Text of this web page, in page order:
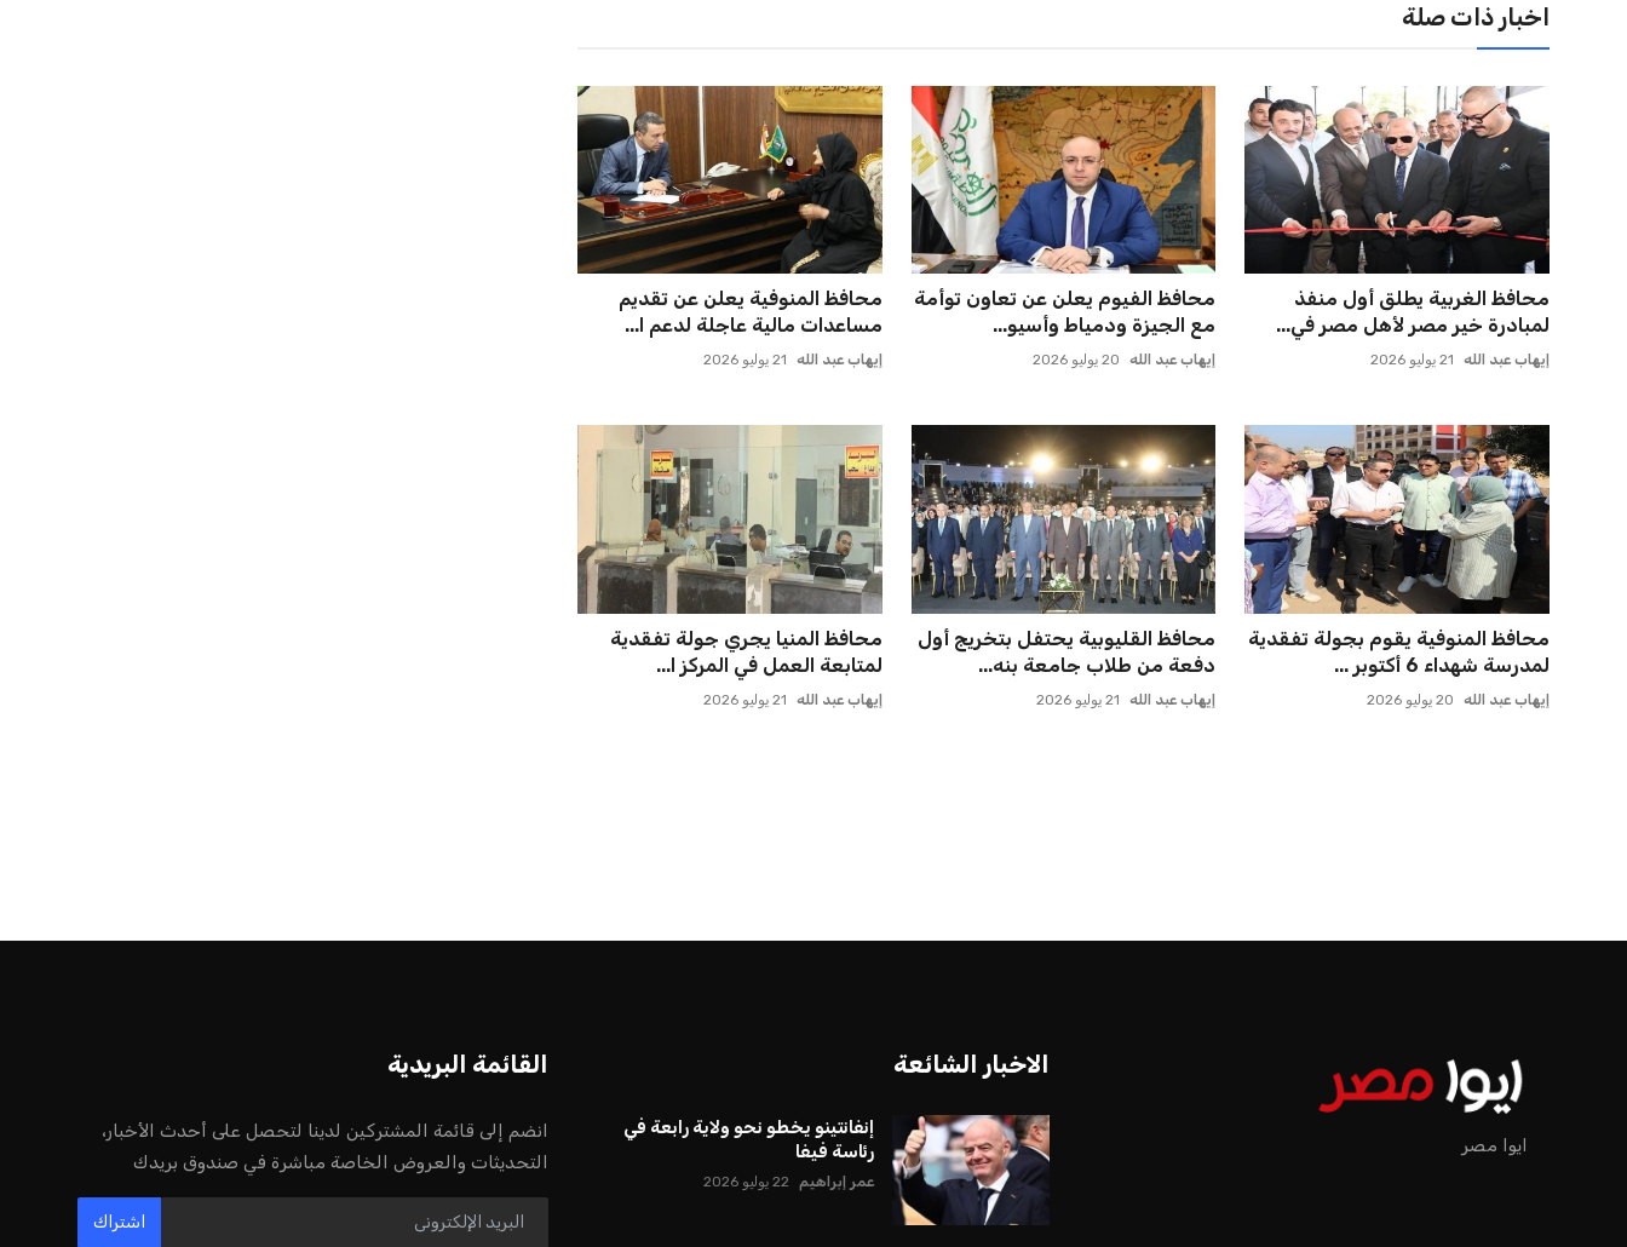
اخبار ذات صلة
محافظ الغربية يطلق أول منفذ
لمبادرة خير مصر لأهل مصر في...
إيهاب عبد الله 21 يوليو 2026
محافظ الفيوم يعلن عن تعاون توأمة
مع الجيزة ودمياط وأسيو...
إيهاب عبد الله 20 يوليو 2026
محافظ المنوفية يعلن عن تقديم
مساعدات مالية عاجلة لدعم ا...
إيهاب عبد الله 21 يوليو 2026
محافظ المنوفية يقوم بجولة تفقدية
لمدرسة شهداء 6 أكتوبر ...
إيهاب عبد الله 20 يوليو 2026
محافظ القليوبية يحتفل بتخريج أول
دفعة من طلاب جامعة بنه...
إيهاب عبد الله 21 يوليو 2026
محافظ المنيا يجري جولة تفقدية
لمتابعة العمل في المركز ا...
إيهاب عبد الله 21 يوليو 2026
ايوا مصر
الاخبار الشائعة
إنفانتينو يخطو نحو ولاية رابعة في
رئاسة فيفا
عمر إبراهيم 22 يوليو 2026
القائمة البريدية
انضم إلى قائمة المشتركين لدينا لتحصل على أحدث الأخبار،
التحديثات والعروض الخاصة مباشرة في صندوق بريدك
اشتراك